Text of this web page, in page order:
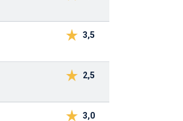
3,5
2,5
3,0